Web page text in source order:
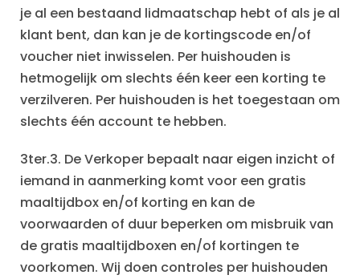
je al een bestaand lidmaatschap hebt of als je al
klant bent, dan kan je de kortingscode en/of
voucher niet inwisselen. Per huishouden is
hetmogelijk om slechts één keer een korting te
verzilveren. Per huishouden is het toegestaan om
slechts één account te hebben.
3ter.3. De Verkoper bepaalt naar eigen inzicht of
iemand in aanmerking komt voor een gratis
maaltijdbox en/of korting en kan de
voorwaarden of duur beperken om misbruik van
de gratis maaltijdboxen en/of kortingen te
voorkomen. Wij doen controles per huishouden